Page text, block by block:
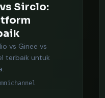
Sirclo:
vs Ginee vs
terbaik untuk